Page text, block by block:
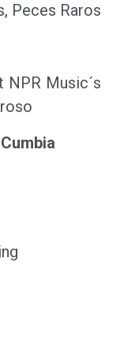
Peces Raros
NPR Music´s